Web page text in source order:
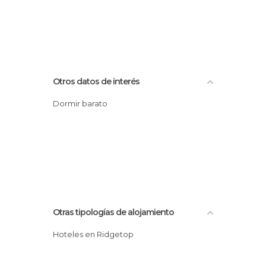
Otros datos de interés
Dormir barato
Otras tipologías de alojamiento
Hoteles en Ridgetop